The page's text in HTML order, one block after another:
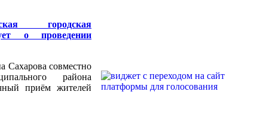
городская
о проведении
Сахарова совместно
района
приём жителей